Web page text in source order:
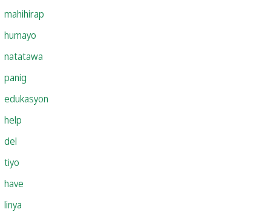
mahihirap
humayo
natatawa
panig
edukasyon
help
del
tiyo
have
linya